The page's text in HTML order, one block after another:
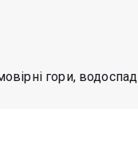
гори,